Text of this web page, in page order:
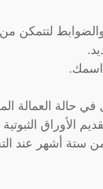
لتتمكن من
اسمك.
حالة العمالة
الأوراق
من ستة أشهر عند